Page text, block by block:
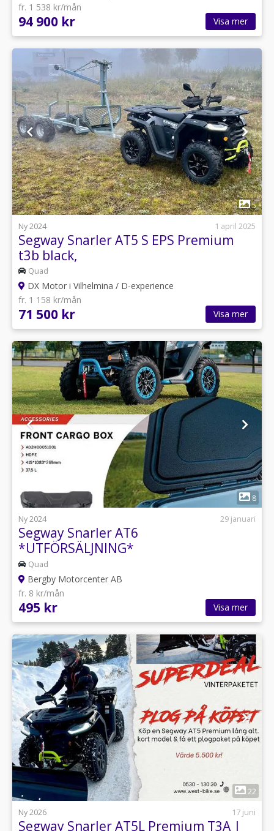
fr. 1 538 kr/mån
94 900 kr Visa mer
1
5
Ny 2024
1 april 2025
Segway Snarler AT5 S EPS Premium
t3b black,
Quad
DX Motor i Vilhelmina / D-experience
fr. 1 158 kr/mån
71 500 kr Visa mer
1
8
Ny 2024
29 januari
Segway Snarler AT6
*UTFÖRSÄLJNING*
Packbox/Vinschfäste
Quad
Bergby Motorcenter AB
fr. 8 kr/mån
495 kr Visa mer
1
22
Ny 2026
17 juni
Segway Snarler AT5L Premium T3A |